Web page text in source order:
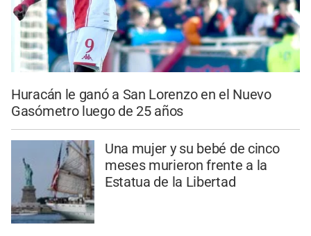
Huracán le ganó a San Lorenzo en el Nuevo
Gasómetro luego de 25 años
Una mujer y su bebé de cinco
meses murieron frente a la
Estatua de la Libertad